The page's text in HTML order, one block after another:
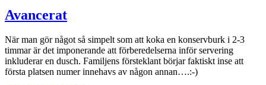
Avancerat
När man gör något så simpelt som att koka en konservburk i 2-3
timmar är det imponerande att förberedelserna inför servering
inkluderar en dusch. Familjens försteklant börjar faktiskt inse att
första platsen numer innehavs av någon annan….:-)